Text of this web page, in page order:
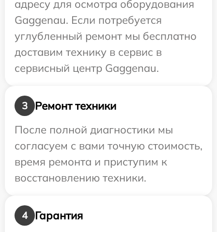
адресу для осмотра оборудования
Gaggenau. Если потребуется
углубленный ремонт мы бесплатно
доставим технику в сервис в
сервисный центр Gaggenau.
3
Ремонт техники
После полной диагностики мы
согласуем с вами точную стоимость,
время ремонта и приступим к
восстановлению техники.
4
Гарантия